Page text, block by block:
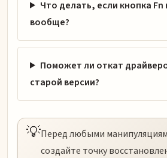
Что делать, если кнопка
вообще?
Поможет ли откат
старой версии?
💡Перед любыми
создайте точку